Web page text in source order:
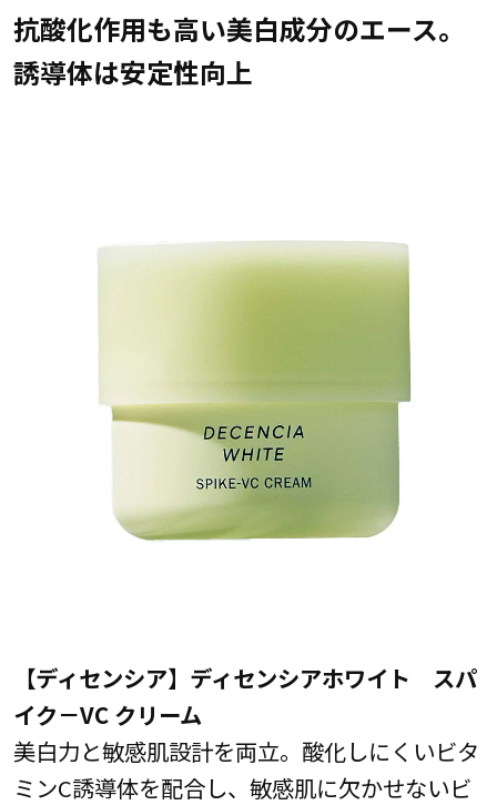
抗酸化作用も高い美白成分のエース。
誘導体は安定性向上
【ディセンシア】ディセンシアホワイト スパ
イク－VC クリーム
美白力と敏感肌設計を両立。酸化しにくいビタ
ミンC誘導体を配合し、敏感肌に欠かせないビ